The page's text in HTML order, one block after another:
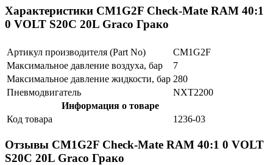
Характеристики CM1G2F Check-Mate RAM 40:1
0 VOLT S20C 20L Graco Грако
Артикул производителя (Part No)
CM1G2F
Максимальное давление воздуха, бар
7
Максимальное давление жидкости, бар 280
Пневмодвигатель
NXT2200
Информация о товаре
Код товара
1236-03
Отзывы CM1G2F Check-Mate RAM 40:1 0 VOLT
S20C 20L Graco Грако